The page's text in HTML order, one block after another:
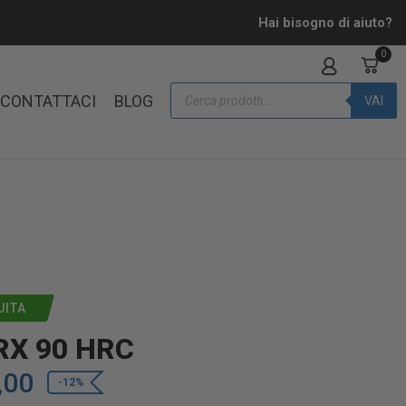
Hai bisogno di aiuto?
CONTATTACI BLOG
0
VAI
90 HRC
-12%